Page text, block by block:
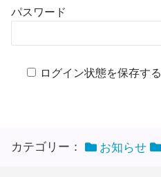
パスワード
ログイン状態を保存する
カテゴリー： お知らせ